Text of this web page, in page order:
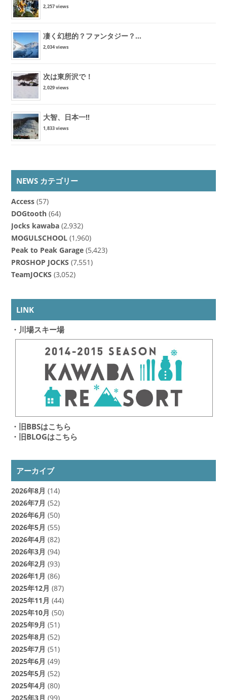
2,257 views
凄く幻想的？ファンタジー？...
2,034 views
次は東所沢で！
2,029 views
大智、日本一!!
1,833 views
NEWS カテゴリー
Access(57)
DOGtooth(64)
Jocks kawaba(2,932)
MOGULSCHOOL(1,960)
Peak to Peak Garage(5,423)
PROSHOP JOCKS (7,551)
TeamJOCKS (3,052)
LINK
・川場スキー場
・旧BBSはこちら
・旧BLOGはこちら
アーカイブ
2026年8月 (14)
2026年7月 (52)
2026年6月 (50)
2026年5月 (55)
2026年4月 (82)
2026年3月 (94)
2026年2月 (93)
2026年1月 (86)
2025年12月 (87)
2025年11月 (44)
2025年10月 (50)
2025年9月 (51)
2025年8月 (52)
2025年7月 (51)
2025年6月 (49)
2025年5月 (52)
2025年4月 (80)
2025年3月 (99)